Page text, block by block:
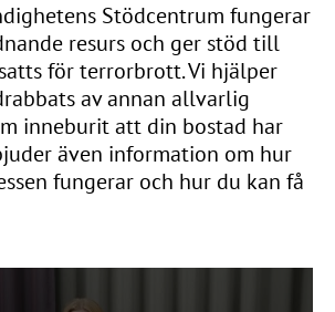
Stödcentrum fungerar
resurs och ger stöd till
för terrorbrott. Vi hjälper
av annan allvarlig
inneburit att din bostad har
även information om hur
fungerar och hur du kan få